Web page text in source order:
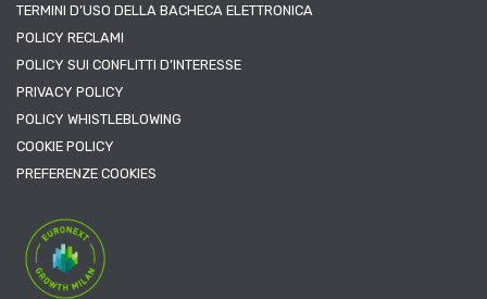
TERMINI D’USO DELLA BACHECA ELETTRONICA
POLICY RECLAMI
POLICY SUI CONFLITTI D’INTERESSE
PRIVACY POLICY
POLICY WHISTLEBLOWING
COOKIE POLICY
PREFERENZE COOKIES